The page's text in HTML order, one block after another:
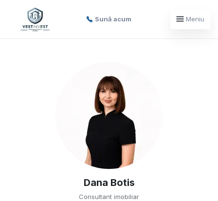
Sună acum Meniu
Dana Botis
Consultant imobiliar